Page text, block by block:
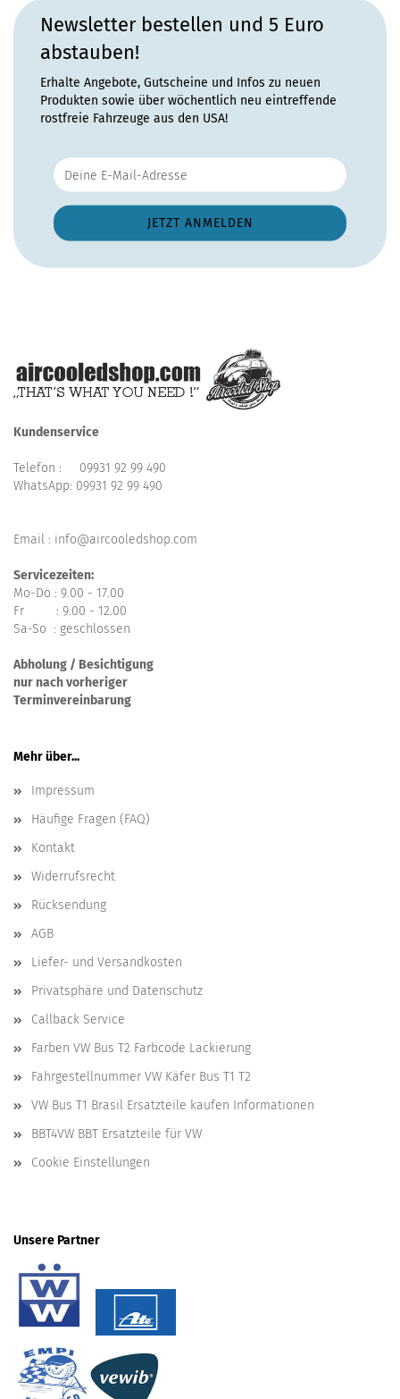
Newsletter bestellen und 5 Euro
abstauben!
Erhalte Angebote, Gutscheine und Infos zu neuen
Produkten sowie über wöchentlich neu eintreffende
rostfreie Fahrzeuge aus den USA!
Kundenservice
Telefon : 09931 92 99 490
WhatsApp: 09931 92 99 490
Email : info@aircooledshop.com
Servicezeiten:
Mo-Do : 9.00 - 17.00
Fr : 9.00 - 12.00
Sa-So : geschlossen
Abholung / Besichtigung
nur nach vorheriger
Terminvereinbarung
Mehr über...
Impressum
Häufige Fragen (FAQ)
Kontakt
Widerrufsrecht
Rücksendung
AGB
Liefer- und Versandkosten
Privatsphäre und Datenschutz
Callback Service
Farben VW Bus T2 Farbcode Lackierung
Fahrgestellnummer VW Käfer Bus T1 T2
VW Bus T1 Brasil Ersatzteile kaufen Informationen
BBT4VW BBT Ersatzteile für VW
Cookie Einstellungen
Unsere Partner